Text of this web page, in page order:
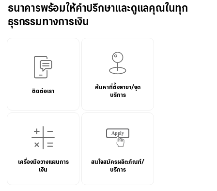
ธนาคารพร้อมให้คำปรึกษาและดูแลคุณในทุก
ธุรกรรมทางการเงิน
ติดต่อเรา
ค้นหาที่ตั้งสาขา/จุด
บริการ
เครื่องมือวางแผนการ
เงิน
สนใจสมัครผลิตภัณฑ์/
บริการ